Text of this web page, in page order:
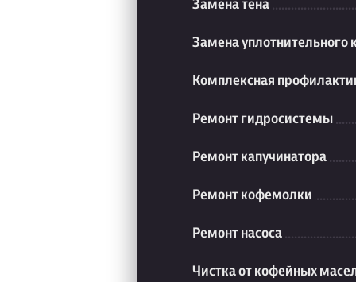
Замена тена
Замена уплотнительного
Комплексная
Ремонт гидросистемы
Ремонт капучинатора
Ремонт кофемолки
Ремонт насоса
Чистка от кофейных